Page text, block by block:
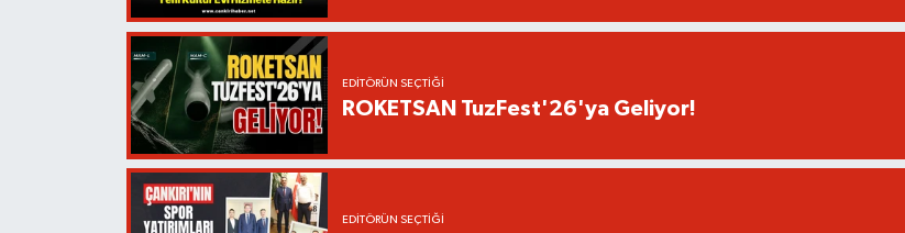
EDITÖRÜN SEÇTIĞI
ROKETSAN TuzFest'26'ya Geliyor!
EDITÖRÜN SEÇTIĞI